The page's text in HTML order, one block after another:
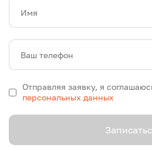
Имя
Ваш телефон
Отправляя заявку, я
персональных данных